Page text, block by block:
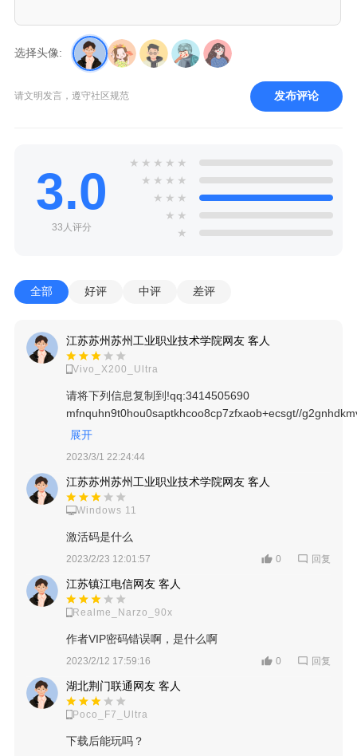
选择头像:
请文明发言，遵守社区规范 发布评论
3.0
33人评分
★ ★ ★ ★ ★
★ ★ ★ ★
★ ★ ★
★ ★
★
全部 好评 中评 差评
江苏苏州苏州工业职业技术学院网友 客人
Vivo_X200_Ultra
请将下列信息复制到!qq:3414505690
mfnquhn9t0hou0saptkhcoo8cp7zfxaob+ecsgt//
展开
2023/3/1 22:24:44
江苏苏州苏州工业职业技术学院网友 客人
Windows 11
激活码是什么
2023/2/23 12:01:57 0 回复
江苏镇江电信网友 客人
Realme_Narzo_90x
作者VIP密码错误啊，是什么啊
2023/2/12 17:59:16 0 回复
湖北荆门联通网友 客人
Poco_F7_Ultra
下载后能玩吗？